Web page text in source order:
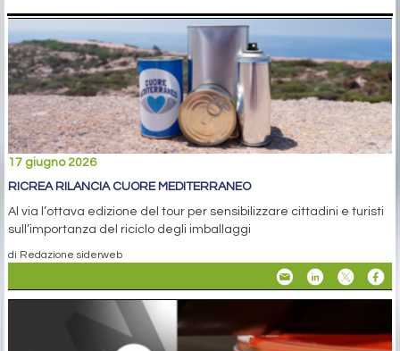
17 giugno 2026
RICREA RILANCIA CUORE MEDITERRANEO
Al via l’ottava edizione del tour per sensibilizzare cittadini e turisti
sull’importanza del riciclo degli imballaggi
di Redazione siderweb